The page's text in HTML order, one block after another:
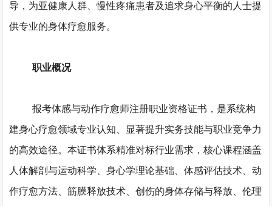
导，为亚健康人群、慢性疼痛患者及追求身心平衡的人士提
供专业的身体疗愈服务。
职业概况
报考体感与动作疗愈师注册职业资格证书，是系统构
建身心疗愈领域专业认知、显著提升实务技能与职业竞争力
的高效途径。本证书体系精准对标行业需求，核心课程涵盖
人体解剖与运动科学、身心学理论基础、体感评估技术、动
作疗愈方法、筋膜释放技术、创伤的身体存储与释放、伦理